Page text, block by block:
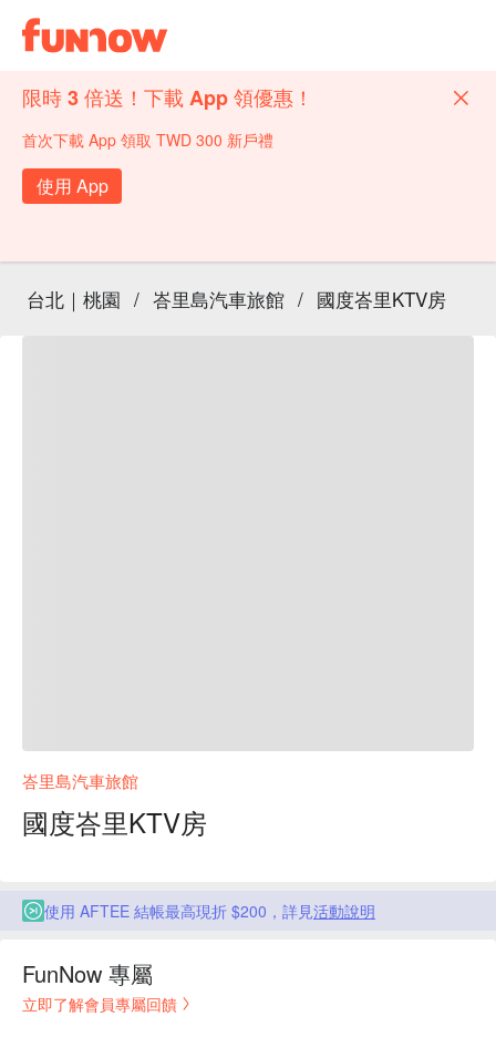
限時 3 倍送！下載 App 領優惠！
首次下載 App 領取 TWD 300 新戶禮
使用 App
台北｜桃園 / 峇里島汽車旅館 / 國度峇里KTV房
峇里島汽車旅館
國度峇里KTV房
使用 AFTEE 結帳最高現折 $200，詳見活動說明
FunNow 專屬
立即了解會員專屬回饋